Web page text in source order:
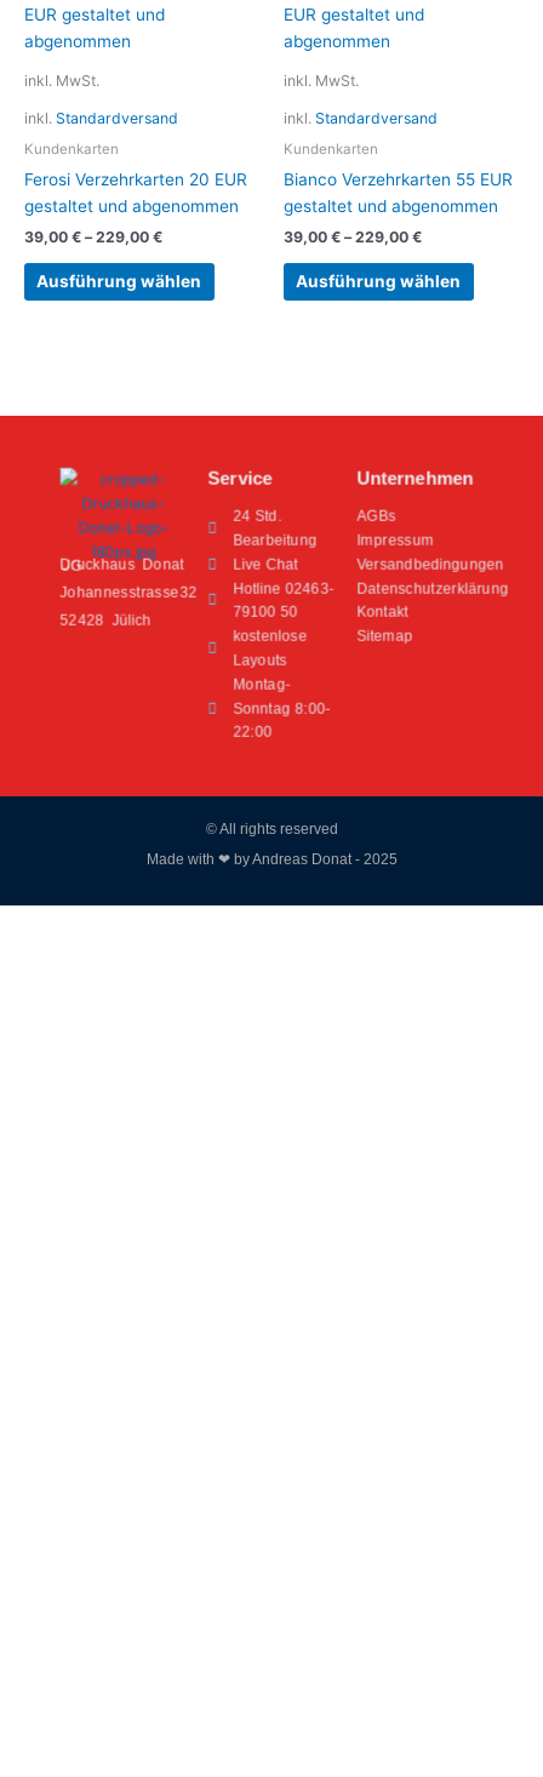
inkl. MwSt.
inkl. Standardversand
Kundenkarten
Ferosi Verzehrkarten 20 EUR
gestaltet und abgenommen
39,00 € –229,00 €
Ausführung wählen
Optionen
können
Produktseite
gewählt
inkl. MwSt.
inkl. Standardversand
Kundenkarten
Bianco Verzehrkarten 55 EUR
gestaltet und abgenommen
39,00 € –229,00 €
Ausführung wählen
Optionen
können
gewählt
Service
24 Std.
Bearbeitung
Live Chat
Hotline 02463-
79100 50
kostenlose
Layouts
Montag-
Sonntag 8:00-
22:00
Unternehmen
AGBs
Impressum
Versandbedingungen
Datenschutzerklärung
Kontakt
Sitemap
Druckhaus Donat UG
Johannesstrasse32
52428 Jülich
© All rights reserved
Made with ❤ by Andreas Donat - 2025